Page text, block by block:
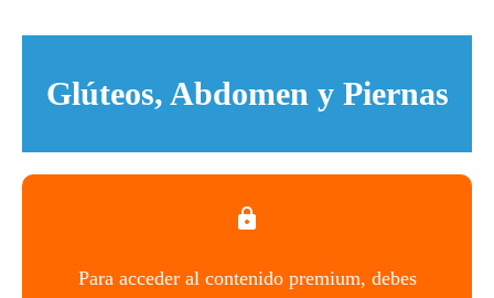
Glúteos, Abdomen y Piernas
Para acceder al contenido premium, debes